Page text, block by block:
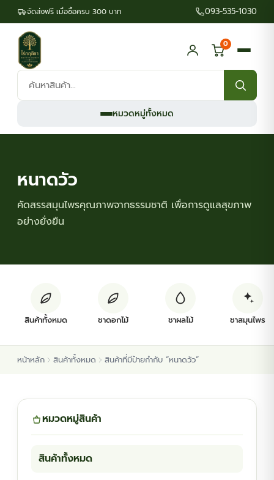
จัดส่งฟรี เมื่อซื้อครบ 300 บาท 093-535-1030
ค้นหา
สินค้า:
0
หมวดหมู่ทั้งหมด
ต้นพันธุ์สมุนไพร
ต้นพันธุ์ไม้ป่า
หนาดวัว
คัดสรรสมุนไพรคุณภาพจากธรรมชาติ เพื่อการดูแลสุขภาพ
อย่างยั่งยืน
สินค้าทั้งหมด ชาดอกไม้ ชาผลไม้ ชาสมุนไพร
หน้าหลัก สินค้าทั้งหมด สินค้าที่มีป้ายกำกับ “หนาดวัว”
หมวดหมู่สินค้า
สินค้าทั้งหมด